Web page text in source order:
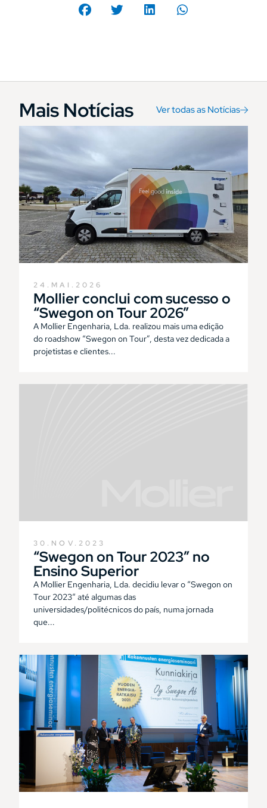
Mais Notícias Ver todas as Notícias
24.MAI.2026
Mollier conclui com sucesso o
“Swegon on Tour 2026”
A Mollier Engenharia, Lda. realizou mais uma edição
do roadshow “Swegon on Tour”, desta vez dedicada a
projetistas e clientes...
30.NOV.2023
“Swegon on Tour 2023” no
Ensino Superior
A Mollier Engenharia, Lda. decidiu levar o “Swegon on
Tour 2023“ até algumas das
universidades/politécnicos do país, numa jornada
que...